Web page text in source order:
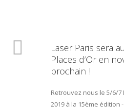
Laser Paris sera
Places d’Or en
prochain !
Retrouvez nous le 5/6/7
2019 à la 15ème édition